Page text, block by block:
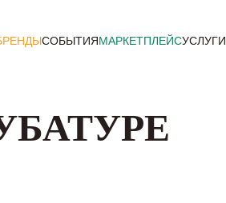
СОБЫТИЯМАРКЕТПЛЕЙСУСЛУГИ